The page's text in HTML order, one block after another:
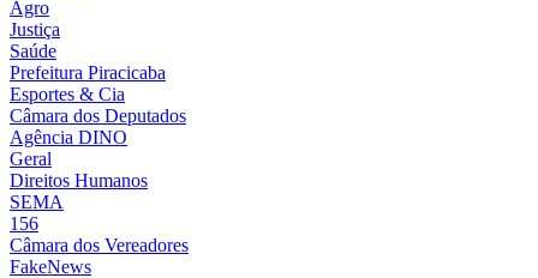
Agro
Justiça
Saúde
Prefeitura Piracicaba
Esportes & Cia
Câmara dos Deputados
Agência DINO
Geral
Direitos Humanos
SEMA
156
Câmara dos Vereadores
FakeNews